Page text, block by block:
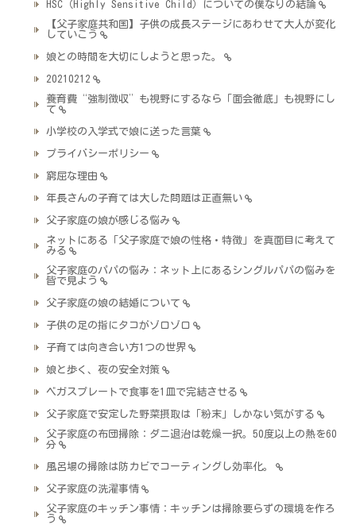
HSC（Highly Sensitive Child）についての僕なりの結論
【父子家庭共和国】子供の成長ステージにあわせて大人が変化
していこう
娘との時間を大切にしようと思った。
20210212
養育費“強制徴収”も視野にするなら「面会徹底」も視野にし
て
小学校の入学式で娘に送った言葉
プライバシーポリシー
窮屈な理由
年長さんの子育ては大した問題は正直無い
父子家庭の娘が感じる悩み
ネットにある「父子家庭で娘の性格・特徴」を真面目に考えて
みる
父子家庭のパパの悩み：ネット上にあるシングルパパの悩みを
皆で見よう
父子家庭の娘の結婚について
子供の足の指にタコがゾロゾロ
子育ては向き合い方1つの世界
娘と歩く、夜の安全対策
ベガスプレートで食事を1皿で完結させる
父子家庭で安定した野菜摂取は「粉末」しかない気がする
父子家庭の布団掃除：ダニ退治は乾燥一択。50度以上の熱を60
分
風呂場の掃除は防カビでコーティングし効率化。
父子家庭の洗濯事情
父子家庭のキッチン事情：キッチンは掃除要らずの環境を作ろ
う